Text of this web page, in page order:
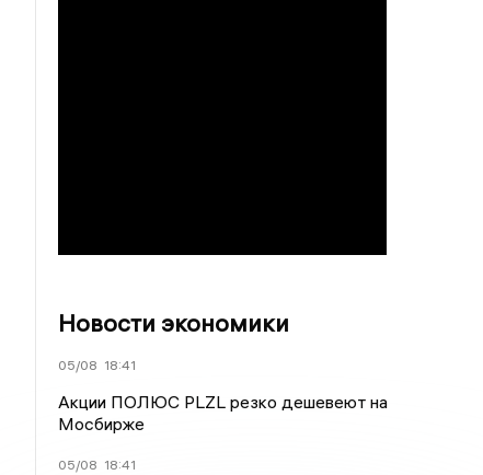
Новости экономики
05/08 18:41
Акции ПОЛЮС PLZL резко дешевеют на
Мосбирже
05/08 18:41